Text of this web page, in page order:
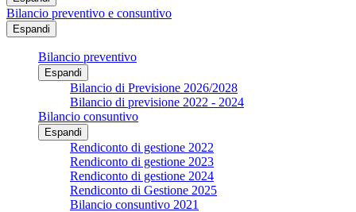
Bilancio preventivo e consuntivo
Espandi
Bilancio preventivo
Espandi
Bilancio di Previsione 2026/2028
Bilancio di previsione 2022 - 2024
Bilancio consuntivo
Espandi
Rendiconto di gestione 2022
Rendiconto di gestione 2023
Rendiconto di gestione 2024
Rendiconto di Gestione 2025
Bilancio consuntivo 2021